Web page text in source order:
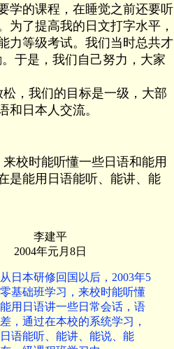
学的课程，在睡觉之前还要听
为了提高我的日文打字水平，
力等级考试。我们当时总共才
于是，我们自己努力，大家
，我们的目标是一级，大部
日本人交流。
校时能听懂一些日语和能用
是能用日语能听、能讲、能
李建平
2004年元月8日
日本研修回国以后，2003年5
基础班学习，来校时能听懂
用日语讲一些日常会话，语
，通过在本校的系统学习，
语能听、能讲、能说、能